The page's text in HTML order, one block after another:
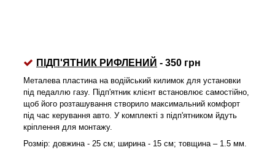
ПІДП'ЯТНИК РИФЛЕНИЙ - 350 грн
Металева пластина на водійський килимок для установки
під педаллю газу. Підп'ятник клієнт встановлює самостійно,
щоб його розташування створило максимальний комфорт
під час керування авто. У комплекті з підп'ятником йдуть
кріплення для монтажу.
Розмір: довжина - 25 см; ширина - 15 см; товщина – 1.5 мм.